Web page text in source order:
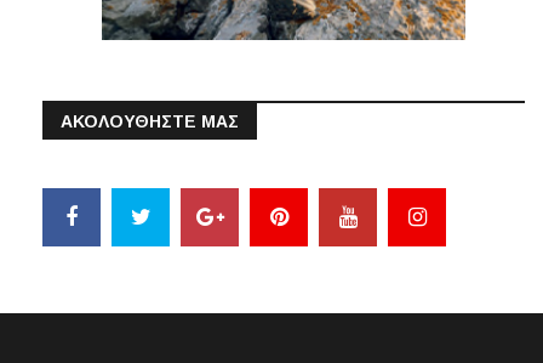
ΑΚΟΛΟΥΘΗΣΤΕ ΜΑΣ